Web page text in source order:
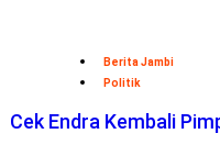
Berita Jambi
Politik
Cek Endra Kembali